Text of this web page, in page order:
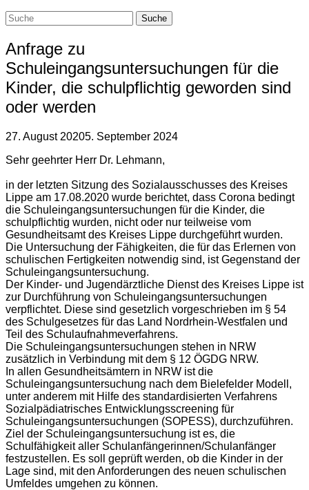
Anfrage zu
Schuleingangsuntersuchungen für die
Kinder, die schulpflichtig geworden sind
oder werden
27. August 20205. September 2024
Sehr geehrter Herr Dr. Lehmann,
in der letzten Sitzung des Sozialausschusses des Kreises
Lippe am 17.08.2020 wurde berichtet, dass Corona bedingt
die Schuleingangsuntersuchungen für die Kinder, die
schulpflichtig wurden, nicht oder nur teilweise vom
Gesundheitsamt des Kreises Lippe durchgeführt wurden.
Die Untersuchung der Fähigkeiten, die für das Erlernen von
schulischen Fertigkeiten notwendig sind, ist Gegenstand der
Schuleingangsuntersuchung.
Der Kinder- und Jugendärztliche Dienst des Kreises Lippe ist
zur Durchführung von Schuleingangsuntersuchungen
verpflichtet. Diese sind gesetzlich vorgeschrieben im § 54
des Schulgesetzes für das Land Nordrhein-Westfalen und
Teil des Schulaufnahmeverfahrens.
Die Schuleingangsuntersuchungen stehen in NRW
zusätzlich in Verbindung mit dem § 12 ÖGDG NRW.
In allen Gesundheitsämtern in NRW ist die
Schuleingangsuntersuchung nach dem Bielefelder Modell,
unter anderem mit Hilfe des standardisierten Verfahrens
Sozialpädiatrisches Entwicklungsscreening für
Schuleingangsuntersuchungen (SOPESS), durchzuführen.
Ziel der Schuleingangsuntersuchung ist es, die
Schulfähigkeit aller Schulanfängerinnen/Schulanfänger
festzustellen. Es soll geprüft werden, ob die Kinder in der
Lage sind, mit den Anforderungen des neuen schulischen
Umfeldes umgehen zu können.